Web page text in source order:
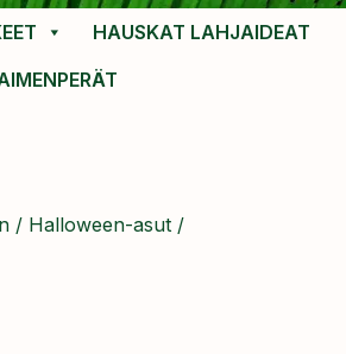
HAUSKAT LAHJAIDEAT
/ Halloween-asut /